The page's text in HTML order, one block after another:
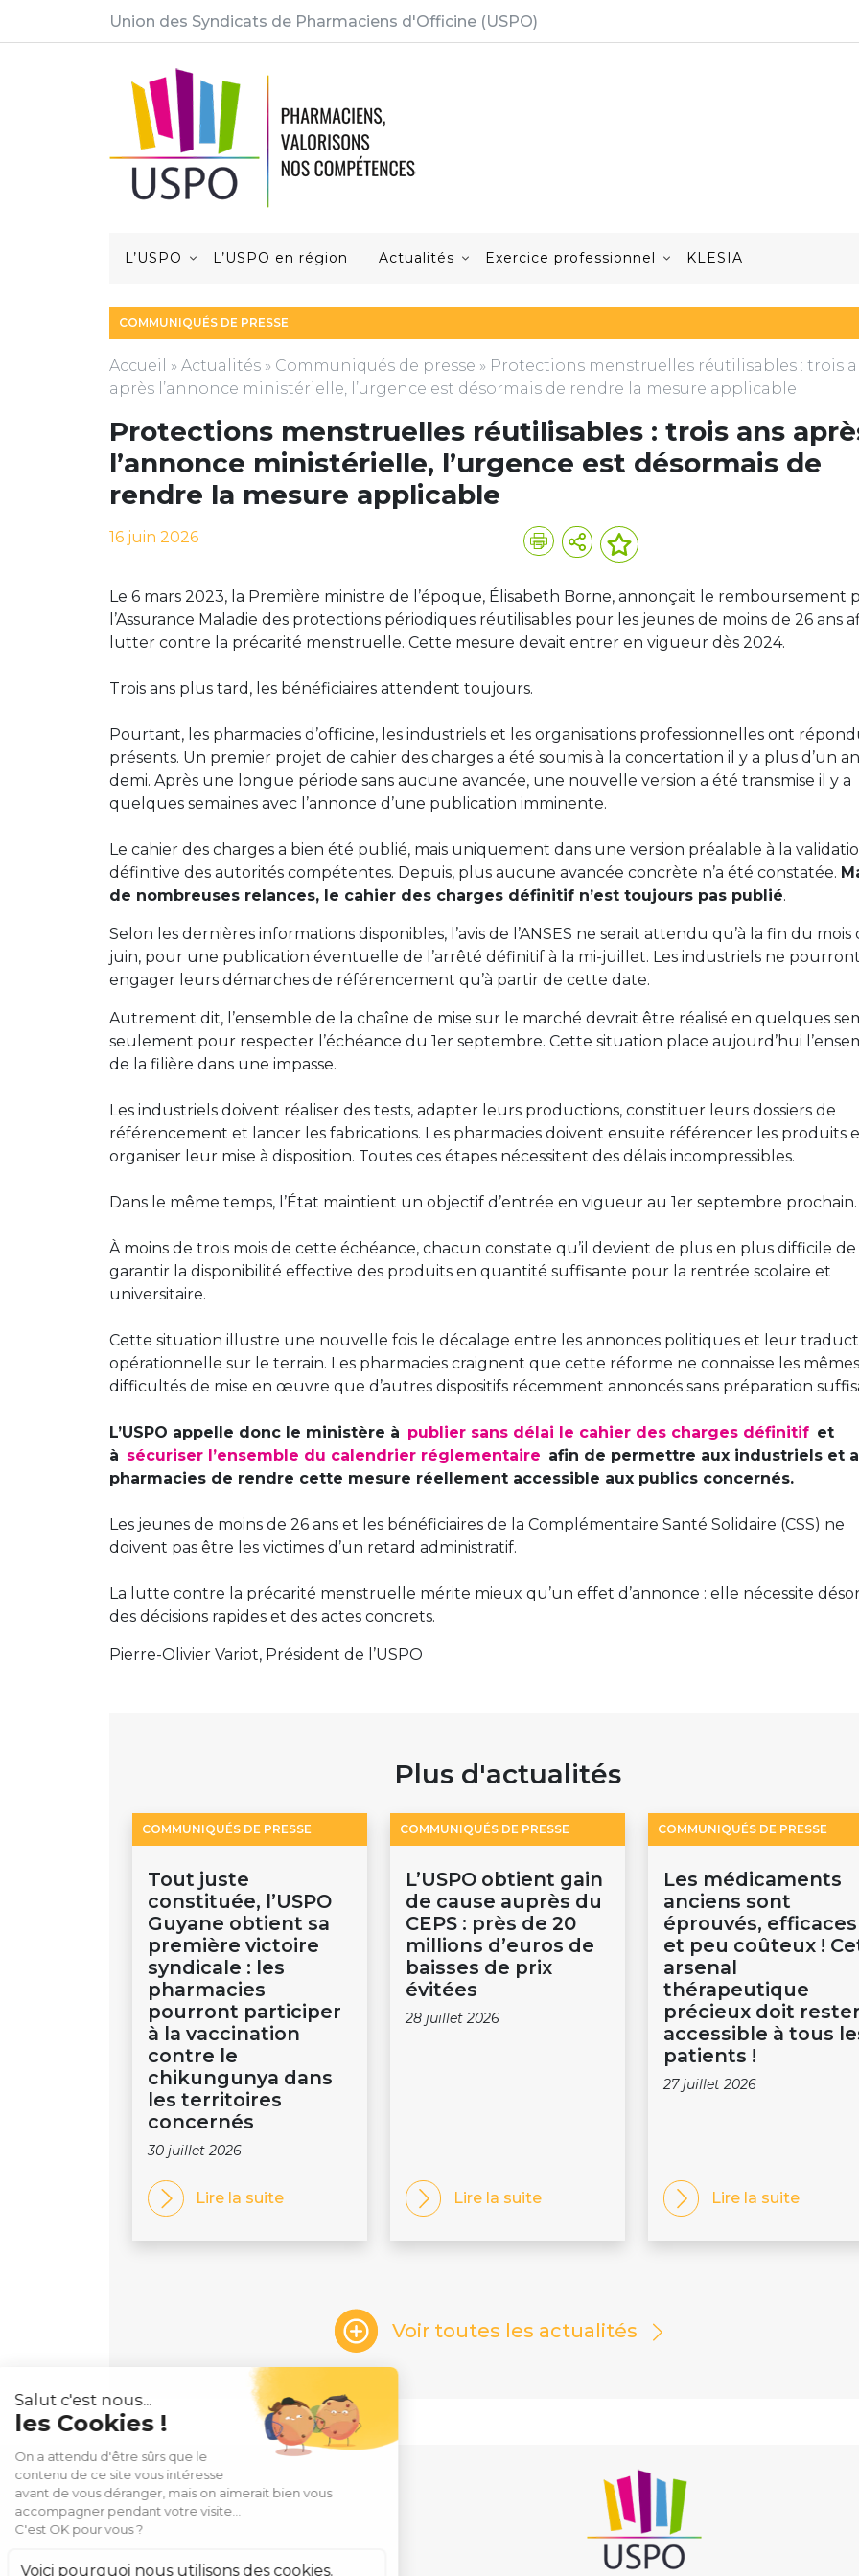
Union des Syndicats de Pharmaciens d'Officine (USPO)
L’USPO L’USPO en région Actualités Exercice professionnel KLESIA
COMMUNIQUÉS DE PRESSE
Accueil » Actualités » Communiqués de presse » Protections menstruelles réutilisables : trois
après l’annonce ministérielle, l’urgence est désormais de rendre la mesure applicable
Protections menstruelles réutilisables : trois ans
l’annonce ministérielle, l’urgence est désormais de
rendre la mesure applicable
16 juin 2026
Le 6 mars 2023, la Première ministre de l’époque, Élisabeth Borne, annonçait le remboursement
l’Assurance Maladie des protections périodiques réutilisables pour les jeunes de moins de 26 ans
lutter contre la précarité menstruelle. Cette mesure devait entrer en vigueur dès 2024.
Trois ans plus tard, les bénéficiaires attendent toujours.
Pourtant, les pharmacies d’officine, les industriels et les organisations professionnelles ont
présents. Un premier projet de cahier des charges a été soumis à la concertation il y a plus d’un
demi. Après une longue période sans aucune avancée, une nouvelle version a été transmise il y a
quelques semaines avec l’annonce d’une publication imminente.
Le cahier des charges a bien été publié, mais uniquement dans une version préalable à la
définitive des autorités compétentes. Depuis, plus aucune avancée concrète n’a été constatée.
de nombreuses relances, le cahier des charges définitif n’est toujours pas publié.
Selon les dernières informations disponibles, l’avis de l’ANSES ne serait attendu qu’à la fin du mois
juin, pour une publication éventuelle de l’arrêté définitif à la mi-juillet. Les industriels ne pourront
engager leurs démarches de référencement qu’à partir de cette date.
Autrement dit, l’ensemble de la chaîne de mise sur le marché devrait être réalisé en quelques
seulement pour respecter l’échéance du 1er septembre. Cette situation place aujourd’hui
de la filière dans une impasse.
Les industriels doivent réaliser des tests, adapter leurs productions, constituer leurs dossiers de
référencement et lancer les fabrications. Les pharmacies doivent ensuite référencer les produits
organiser leur mise à disposition. Toutes ces étapes nécessitent des délais incompressibles.
Dans le même temps, l’État maintient un objectif d’entrée en vigueur au 1er septembre prochain.
À moins de trois mois de cette échéance, chacun constate qu’il devient de plus en plus difficile de
garantir la disponibilité effective des produits en quantité suffisante pour la rentrée scolaire et
universitaire.
Cette situation illustre une nouvelle fois le décalage entre les annonces politiques et leur
opérationnelle sur le terrain. Les pharmacies craignent que cette réforme ne connaisse les mêmes
difficultés de mise en œuvre que d’autres dispositifs récemment annoncés sans préparation
L’USPO appelle donc le ministère à publier sans délai le cahier des charges définitif et
à sécuriser l’ensemble du calendrier réglementaire afin de permettre aux industriels et
pharmacies de rendre cette mesure réellement accessible aux publics concernés.
Les jeunes de moins de 26 ans et les bénéficiaires de la Complémentaire Santé Solidaire (CSS) ne
doivent pas être les victimes d’un retard administratif.
La lutte contre la précarité menstruelle mérite mieux qu’un effet d’annonce : elle nécessite
des décisions rapides et des actes concrets.
Pierre-Olivier Variot, Président de l’USPO
Plus d'actualités
COMMUNIQUÉS DE PRESSE
Tout juste
constituée, l’USPO
Guyane obtient sa
première victoire
syndicale : les
pharmacies
pourront participer
à la vaccination
contre le
chikungunya dans
les territoires
concernés
30 juillet 2026
Lire la suite
COMMUNIQUÉS DE PRESSE
L’USPO obtient gain
de cause auprès du
CEPS : près de 20
millions d’euros de
baisses de prix
évitées
28 juillet 2026
Lire la suite
COMMUNIQUÉS DE PRESSE
Les médicaments
anciens sont
éprouvés, efficaces
et peu coûteux !
arsenal
thérapeutique
précieux doit rester
accessible à tous
patients !
27 juillet 2026
Lire la suite
Voir toutes les actualités